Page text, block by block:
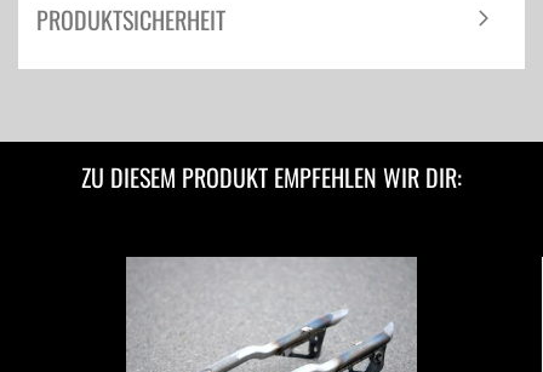
PRODUKTSICHERHEIT
ZU DIESEM PRODUKT EMPFEHLEN WIR DIR: